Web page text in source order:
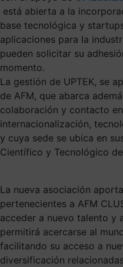
está abierta a la
base tecnológica y
aplicaciones para la
pueden solicitar su
momento.
La gestión de UPTEK, se
de AFM, que abarca
colaboración y contacto
internacionalización,
y cuya sede se ubica en
Científico y Tecnológico
La nueva asociación
pertenecientes a AFM
acceder a nuevo talento y
permitirá acercarse al
facilitando su acceso a
diversificación